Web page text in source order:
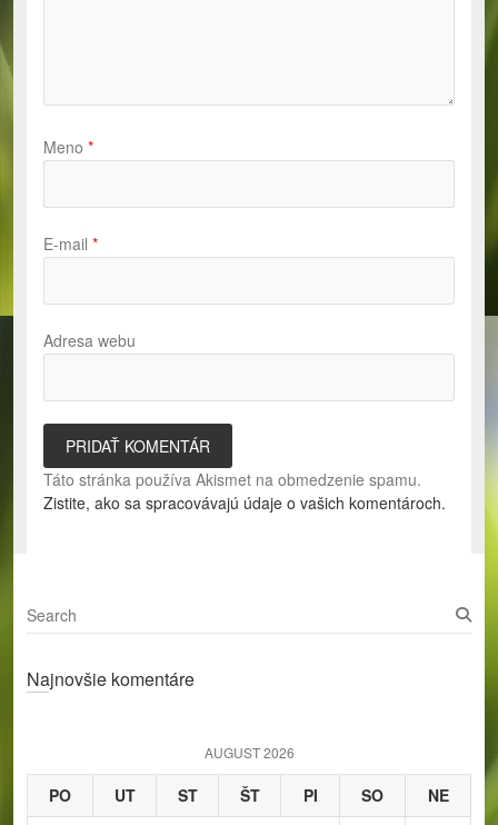
Meno *
E-mail *
Adresa webu
Táto stránka používa Akismet na obmedzenie spamu.
Zistite, ako sa spracovávajú údaje o vašich komentároch.
S
e
rNajnovšie komentáre
AUGUST 2026
PO UT ST ŠT PI SO
NE